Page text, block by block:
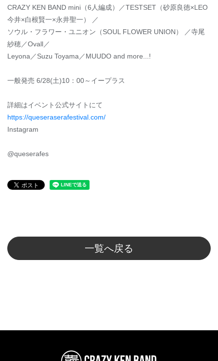
CRAZY KEN BAND mini（6人編成）／TESTSET（砂原良徳×LEO
今井×白根賢一×永井聖一） ／
ソウル・フラワー・ユニオン（SOUL FLOWER UNION） ／寺尾
紗穂／Ovall／
Leyona／Suzu Toyama／MUUDO and more...!
一般発売 6/28(土)10：00～イープラス
詳細はイベント公式サイトにて
https://queseraserafestival.com/
Instagram
@queserafes
一覧へ戻る